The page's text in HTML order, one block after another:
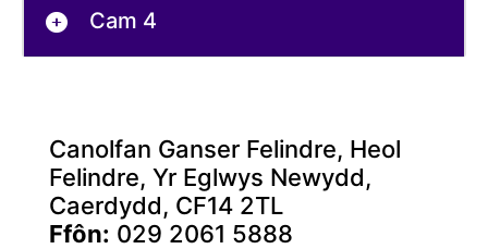
Cam 4
Canolfan Ganser Felindre, Heol
Felindre, Yr Eglwys Newydd,
Caerdydd, CF14 2TL
Ffôn: 029 2061 5888